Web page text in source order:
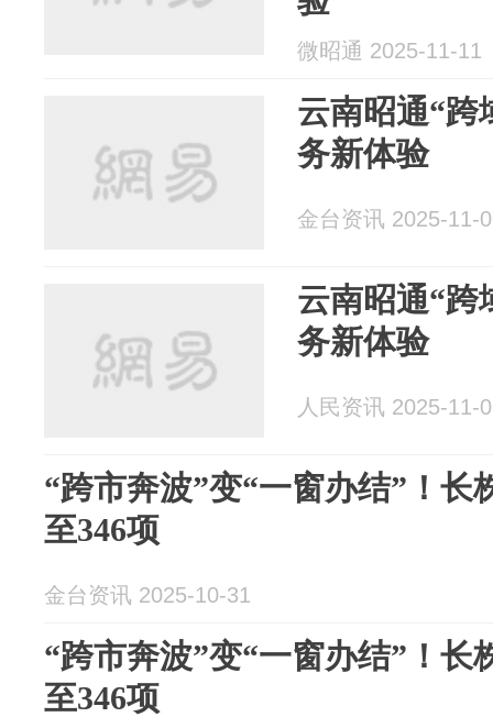
微昭通 2025-11-11
云南昭通“跨
务新体验
金台资讯 2025-11-
云南昭通“跨
务新体验
人民资讯 2025-11-
“跨市奔波”变“一窗办结”！长
至346项
金台资讯 2025-10-31
“跨市奔波”变“一窗办结”！长
至346项